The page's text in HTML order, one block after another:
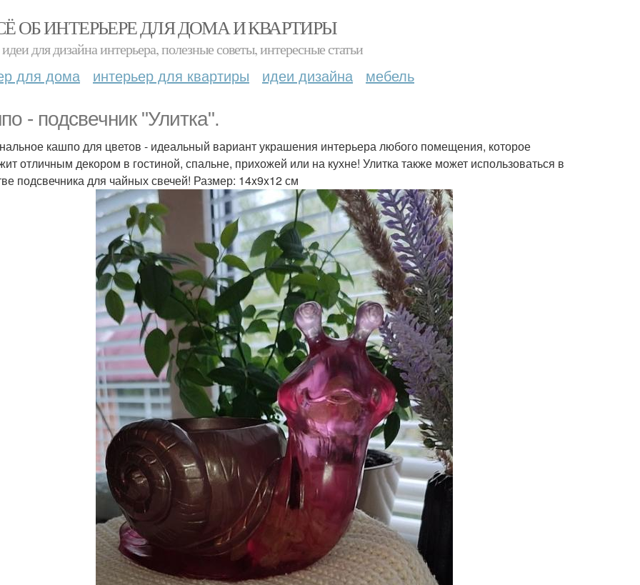
ОБ ИНТЕРЬЕРЕ ДЛЯ ДОМА И КВАРТИРЫ
для дизайна интерьера, полезные советы, интересные статьи
для дома интерьер для квартиры идеи дизайна мебель
- подсвечник "Улитка".
кашпо для цветов - идеальный вариант украшения интерьера любого помещения, которое
отличным декором в гостиной, спальне, прихожей или на кухне! Улитка также может использоваться в
подсвечника для чайных свечей! Размер: 14x9x12 см